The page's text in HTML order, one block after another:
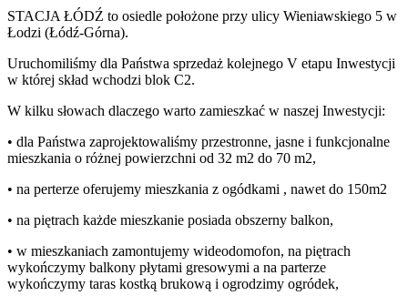
STACJA ŁÓDŹ to osiedle położone przy ulicy Wieniawskiego 5 w
Łodzi (Łódź-Górna).
Uruchomiliśmy dla Państwa sprzedaż kolejnego V etapu Inwestycji
w której skład wchodzi blok C2.
W kilku słowach dlaczego warto zamieszkać w naszej Inwestycji:
• dla Państwa zaprojektowaliśmy przestronne, jasne i funkcjonalne
mieszkania o różnej powierzchni od 32 m2 do 70 m2,
• na perterze oferujemy mieszkania z ogódkami , nawet do 150m2
• na piętrach każde mieszkanie posiada obszerny balkon,
• w mieszkaniach zamontujemy wideodomofon, na piętrach
wykończymy balkony płytami gresowymi a na parterze
wykończymy taras kostką brukową i ogrodzimy ogródek,